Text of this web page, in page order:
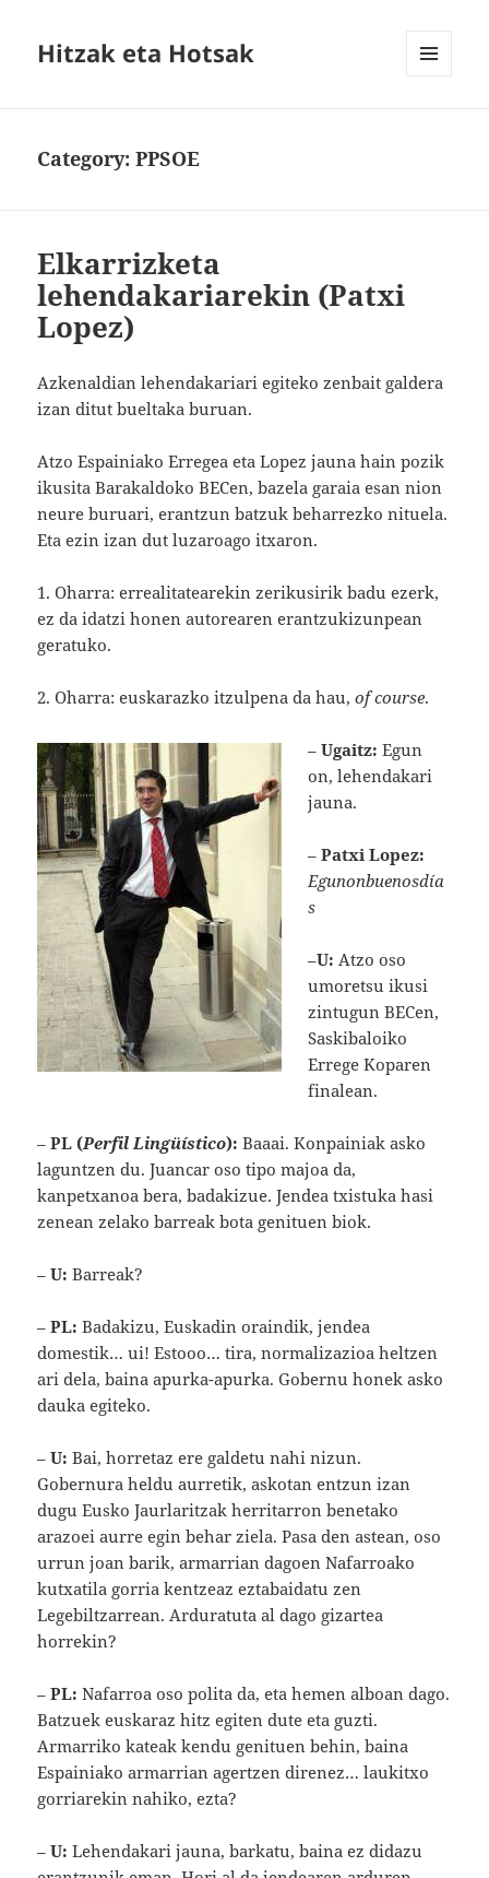
Hitzak eta Hotsak
Category:PPSOE
Elkarrizketa
lehendakariarekin (Patxi
Lopez)
Azkenaldian lehendakariari egiteko zenbait galdera
izan ditut bueltaka buruan.
Atzo Espainiako Erregea eta Lopez jauna hain pozik
ikusita Barakaldoko BECen, bazela garaia esan nion
neure buruari, erantzun batzuk beharrezko nituela.
Eta ezin izan dut luzaroago itxaron.
1. Oharra: errealitatearekin zerikusirik badu ezerk,
ez da idatzi honen autorearen erantzukizunpean
geratuko.
2. Oharra: euskarazko itzulpena da hau,of course.
–Ugaitz:Egun
on, lehendakari
jauna.
–Patxi Lopez:
Egunonbuenosdía
s
–U:Atzo oso
umoretsu ikusi
zintugun BECen,
Saskibaloiko
Errege Koparen
finalean.
–PL (Perfil Lingüístico):Baaai. Konpainiak asko
laguntzen du. Juancar oso tipo majoa da,
kanpetxanoa bera, badakizue. Jendea txistuka hasi
zenean zelako barreak bota genituen biok.
–U:Barreak?
–PL:Badakizu, Euskadin oraindik, jendea
domestik… ui! Estooo… tira, normalizazioa heltzen
ari dela, baina apurka-apurka. Gobernu honek asko
dauka egiteko.
–U:Bai, horretaz ere galdetu nahi nizun.
Gobernura heldu aurretik, askotan entzun izan
dugu Eusko Jaurlaritzak herritarron benetako
arazoei aurre egin behar ziela. Pasa den astean, oso
urrun joan barik, armarrian dagoen Nafarroako
kutxatila gorria kentzeaz eztabaidatu zen
Legebiltzarrean. Arduratuta al dago gizartea
horrekin?
–PL:Nafarroa oso polita da, eta hemen alboan dago.
Batzuek euskaraz hitz egiten dute eta guzti.
Armarriko kateak kendu genituen behin, baina
Espainiako armarrian agertzen direnez… laukitxo
gorriarekin nahiko, ezta?
–U:Lehendakari jauna, barkatu, baina ez didazu